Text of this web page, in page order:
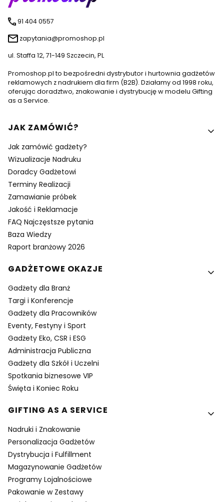
91 404 0557
zapytania@promoshop.pl
ul. Staffa 12, 71-149 Szczecin, PL
Promoshop.pl to bezpośredni dystrybutor i hurtownia gadżetów
reklamowych z nadrukiem dla firm (B2B). Działamy od 1998 roku,
oferując doradztwo, znakowanie i dystrybucję w modelu Gifting
as a Service.
Linki w stopce
JAK ZAMÓWIĆ?
Jak zamówić gadżety?
Wizualizacje Nadruku
Doradcy Gadżetowi
Terminy Realizacji
Zamawianie próbek
Jakość i Reklamacje
FAQ Najczęstsze pytania
Baza Wiedzy
Raport branżowy 2026
GADŻETOWE OKAZJE
Gadżety dla Branż
Targi i Konferencje
Gadżety dla Pracowników
Eventy, Festyny i Sport
Gadżety Eko, CSR i ESG
Administracja Publiczna
Gadżety dla Szkół i Uczelni
Spotkania biznesowe VIP
Święta i Koniec Roku
GIFTING AS A SERVICE
Nadruki i Znakowanie
Personalizacja Gadżetów
Dystrybucja i Fulfillment
Magazynowanie Gadżetów
Programy Lojalnościowe
Pakowanie w Zestawy